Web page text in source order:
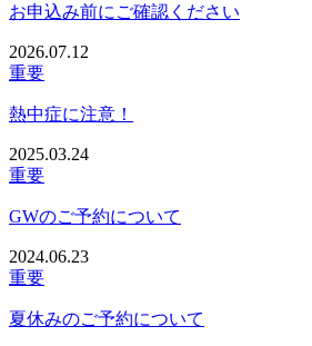
お申込み前にご確認ください
2026.07.12
重要
熱中症に注意！
2025.03.24
重要
GWのご予約について
2024.06.23
重要
夏休みのご予約について